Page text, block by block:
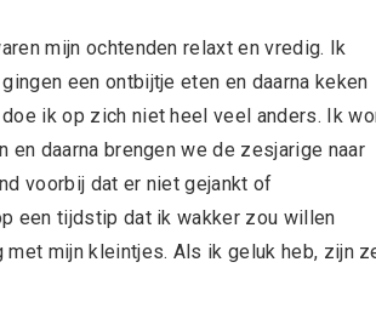
mijn ochtenden relaxt en vredig. Ik
een ontbijtje eten en daarna keken
ik op zich niet heel veel anders. Ik
en daarna brengen we de zesjarige naar
voorbij dat er niet gejankt of
een tijdstip dat ik wakker zou willen
mijn kleintjes. Als ik geluk heb, zijn